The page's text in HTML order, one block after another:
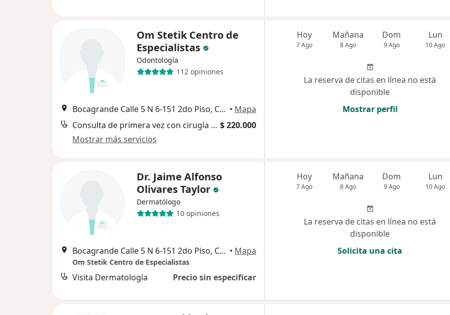
Om Stetik Centro de
Especialistas
Odontología
112 opiniones
Bocagrande Calle 5 N 6-151 2do Piso, Cartagena • Mapa
Consulta de primera vez con cirugía gastrointestinal $ 220.000
Mostrar más servicios
Hoy
7 Ago
Mañana
8 Ago
Dom
9 Ago
Lun
10 Ago
La reserva de citas en línea no está
disponible
Mostrar perfil
Dr. Jaime Alfonso
Olivares Taylor
Dermatólogo
10 opiniones
Bocagrande Calle 5 N 6-151 2do Piso, Cartagena • Mapa
Om Stetik Centro de Especialistas
Visita Dermatología Precio sin especificar
Hoy
7 Ago
Mañana
8 Ago
Dom
9 Ago
Lun
10 Ago
La reserva de citas en línea no está
disponible
Solicita una cita